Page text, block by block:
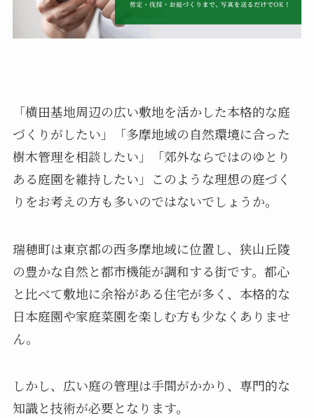
「横田基地周辺の広い敷地を活かした本格的な庭
づくりがしたい」「多摩地域の自然環境に合った
樹木管理を相談したい」「郊外ならではのゆとり
ある庭園を維持したい」このような理想の庭づく
りをお考えの方も多いのではないでしょうか。
瑞穂町は東京都の西多摩地域に位置し、狭山丘陵
の豊かな自然と都市機能が調和する街です。都心
と比べて敷地に余裕がある住宅が多く、本格的な
日本庭園や家庭菜園を楽しむ方も少なくありませ
ん。
しかし、広い庭の管理は手間がかかり、専門的な
知識と技術が必要となります。